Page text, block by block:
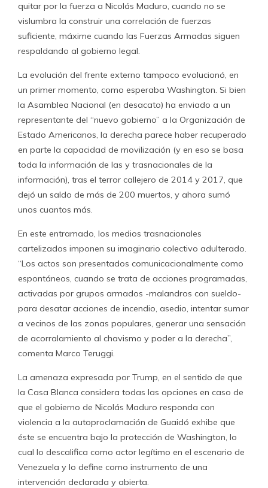
quitar por la fuerza a Nicolás Maduro, cuando no se
vislumbra la construir una correlación de fuerzas
suficiente, máxime cuando las Fuerzas Armadas siguen
respaldando al gobierno legal.
La evolución del frente externo tampoco evolucionó, en
un primer momento, como esperaba Washington. Si bien
la Asamblea Nacional (en desacato) ha enviado a un
representante del “nuevo gobierno” a la Organización de
Estado Americanos, la derecha parece haber recuperado
en parte la capacidad de movilización (y en eso se basa
toda la información de las y trasnacionales de la
información), tras el terror callejero de 2014 y 2017, que
dejó un saldo de más de 200 muertos, y ahora sumó
unos cuantos más.
En este entramado, los medios trasnacionales
cartelizados imponen su imaginario colectivo adulterado.
“Los actos son presentados comunicacionalmente como
espontáneos, cuando se trata de acciones programadas,
activadas por grupos armados -malandros con sueldo-
para desatar acciones de incendio, asedio, intentar sumar
a vecinos de las zonas populares, generar una sensación
de acorralamiento al chavismo y poder a la derecha”,
comenta Marco Teruggi.
La amenaza expresada por Trump, en el sentido de que
la Casa Blanca considera todas las opciones en caso de
que el gobierno de Nicolás Maduro responda con
violencia a la autoproclamación de Guaidó exhibe que
éste se encuentra bajo la protección de Washington, lo
cual lo descalifica como actor legítimo en el escenario de
Venezuela y lo define como instrumento de una
intervención declarada y abierta.